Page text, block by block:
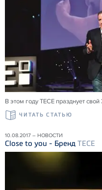
В этом году ТЕСЕ празднует
ЧИТАТЬ СТАТЬЮ
10.08.2017 – НОВОСТИ
Close to you - Бренд TECE